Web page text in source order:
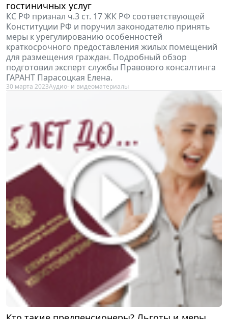
гостиничных услуг
КС РФ признал ч.3 ст. 17 ЖК РФ соответствующей
Конституции РФ и поручил законодателю принять
меры к урегулированию особенностей
краткосрочного предоставления жилых помещений
для размещения граждан. Подробный обзор
подготовил эксперт службы Правового консалтинга
ГАРАНТ Парасоцкая Елена.
30 марта 2023Аудио- и видеоматериалы